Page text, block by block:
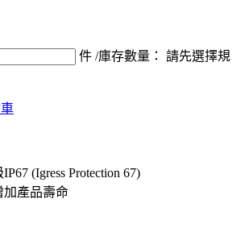
件 /庫存數量： 請先選擇規
(Igress Protection 67)
加產品壽命